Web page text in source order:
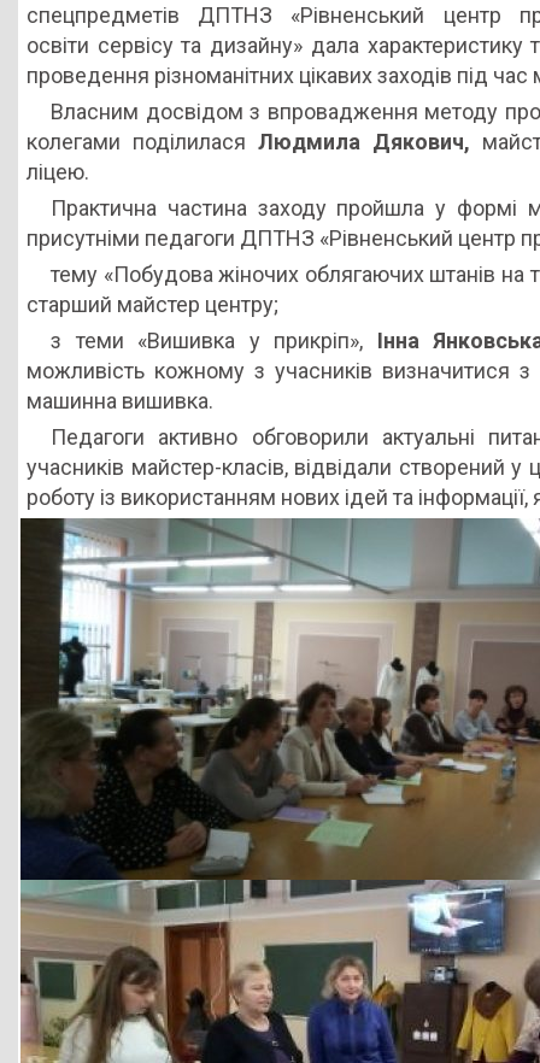
спецпредметів ДПТНЗ «Рівненський центр
освіти сервісу та дизайну» дала
проведення різноманітних цікавих заходів під
Власним досвідом з впровадження методу
колегами поділиласяЛюдмила Дякович,
ліцею.
Практична частина заходу пройшла у формі
присутніми педагоги ДПТНЗ «Рівненський центр
тему «Побудова жіночих облягаючих штанів на
старший майстер центру;
з теми «Вишивка у прикріп», Інна
можливість кожному з учасників визначитися
машинна вишивка.
Педагоги активно обговорили актуальні
учасників майстер-класів, відвідали
роботу із використанням нових ідей та